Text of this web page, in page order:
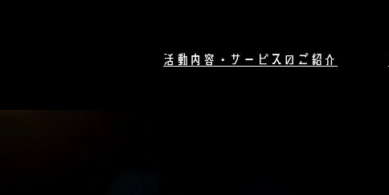
​活動内容・サービスのご紹介